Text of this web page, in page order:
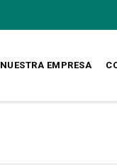
NUESTRA EMPRESA